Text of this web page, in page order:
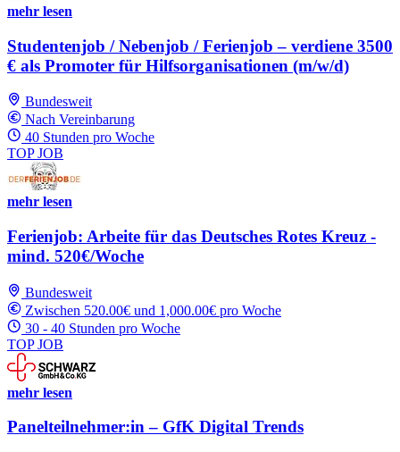
mehr lesen
Studentenjob / Nebenjob / Ferienjob – verdiene 3500
€ als Promoter für Hilfsorganisationen (m/w/d)
Bundesweit
Nach Vereinbarung
40 Stunden pro Woche
TOP JOB
mehr lesen
Ferienjob: Arbeite für das Deutsches Rotes Kreuz -
mind. 520€/Woche
Bundesweit
Zwischen 520.00€ und 1,000.00€ pro Woche
30 - 40 Stunden pro Woche
TOP JOB
mehr lesen
Panelteilnehmer:in – GfK Digital Trends